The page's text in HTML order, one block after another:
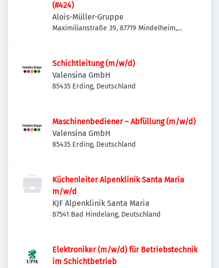
(#424)
Alois-Müller-Gruppe
Maximilianstraße 39, 87719 Mindelheim,
Schichtleitung (m/w/d)
Valensina GmbH
85435 Erding, Deutschland
Maschinenbediener – Abfüllung (m/w/d)
Valensina GmbH
85435 Erding, Deutschland
Küchenleiter Alpenklinik Santa Maria
m/w/d
KJF Alpenklinik Santa Maria
87541 Bad Hindelang, Deutschland
Elektroniker (m/w/d) für Betriebstechnik
im Schichtbetrieb